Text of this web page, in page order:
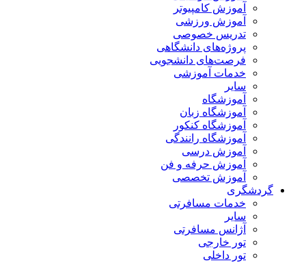
آموزش کامپیوتر
آموزش ورزشی
تدریس خصوصی
پروژه‌های دانشگاهی
فرصت‌های دانشجویی
خدمات آموزشی
سایر
آموزشگاه
آموزشگاه زبان
آموزشگاه کنکور
آموزشگاه رانندگی
آموزش درسی
آموزش حرفه و فن
آموزش تخصصی
گردشگری
خدمات مسافرتی
سایر
آژانس مسافرتی
تور خارجی
تور داخلی